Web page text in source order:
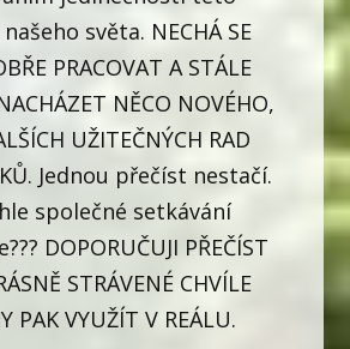
světa. NECHÁ SE
PRACOVAT A STÁLE
NĚCO NOVÉHO,
UŽITEČNÝCH RAD
Jednou přečíst nestačí.
společné setkávání
DOPORUČUJI PŘEČÍST
STRÁVENÉ CHVÍLE
PAK VYUŽÍT V REÁLU.